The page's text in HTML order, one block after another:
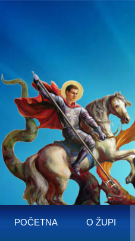
POČETNA O ŽUPI